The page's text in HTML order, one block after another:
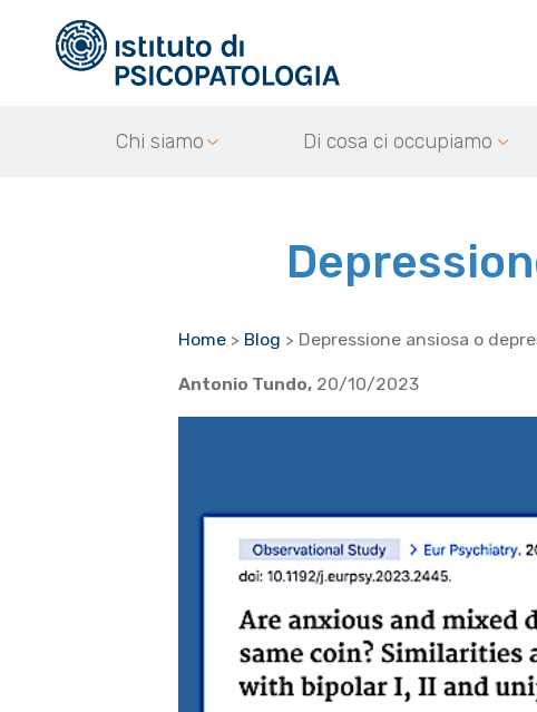
Chi siamo Di cosa ci occupiamo
Home > Blog > Depressione ansiosa o
Antonio Tundo, 20/10/2023